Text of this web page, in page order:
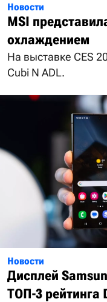
Новости
MSI
охлаждением
На выставке CES
Cubi N ADL.
Новости
Дисплей
ТОП-3 рейтинга